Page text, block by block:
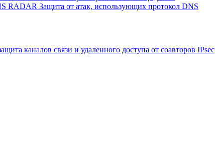
RADAR Защита от атак, использующих протокол DNS
каналов связи и удаленного доступа от соавторов IPsec